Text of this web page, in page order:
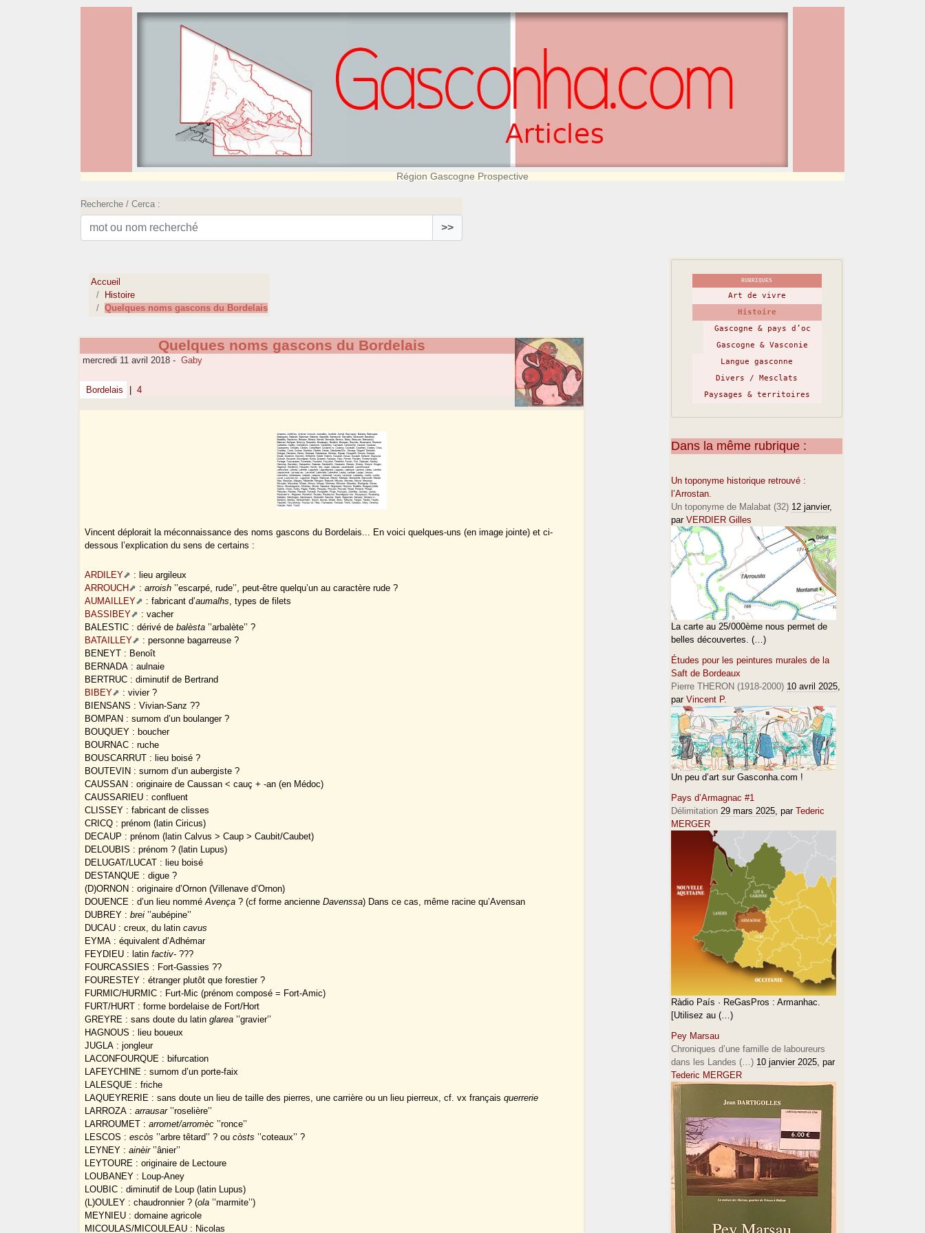
Région Gascogne Prospective
Recherche / Cerca :
>>
Accueil
Histoire
Quelques noms gascons du Bordelais
Quelques noms gascons du Bordelais
mercredi 11 avril 2018 - Gaby
Bordelais 4
Vincent déplorait la méconnaissance des noms gascons du Bordelais... En voici quelques-uns (en image jointe) et ci-
dessous l’explication du sens de certains :
ARDILEY
: lieu argileux
ARROUCH
:arroish ’’escarpé, rude’’, peut-être quelqu’un au caractère rude ?
AUMAILLEY
: fabricant d’aumalhs, types de filets
BASSIBEY
: vacher
BALESTIC : dérivé debalèsta ’’arbalète’’ ?
BATAILLEY
: personne bagarreuse ?
BENEYT : Benoît
BERNADA : aulnaie
BERTRUC : diminutif de Bertrand
BIBEY
: vivier ?
BIENSANS : Vivian-Sanz ??
BOMPAN : surnom d’un boulanger ?
BOUQUEY : boucher
BOURNAC : ruche
BOUSCARRUT : lieu boisé ?
BOUTEVIN : surnom d’un aubergiste ?
CAUSSAN : originaire de Caussan < cauç + -an (en Médoc)
CAUSSARIEU : confluent
CLISSEY : fabricant de clisses
CRICQ : prénom (latin Ciricus)
DECAUP : prénom (latin Calvus > Caup > Caubit/Caubet)
DELOUBIS : prénom ? (latin Lupus)
DELUGAT/LUCAT : lieu boisé
DESTANQUE : digue ?
(D)ORNON : originaire d’Ornon (Villenave d’Ornon)
DOUENCE : d’un lieu nomméAvença ? (cf forme ancienneDavenssa) Dans ce cas, même racine qu’Avensan
DUBREY :brei ’’aubépine’’
DUCAU : creux, du latincavus
EYMA : équivalent d’Adhémar
FEYDIEU : latinfactiv- ???
FOURCASSIES : Fort-Gassies ??
FOURESTEY : étranger plutôt que forestier ?
FURMIC/HURMIC : Furt-Mic (prénom composé = Fort-Amic)
FURT/HURT : forme bordelaise de Fort/Hort
GREYRE : sans doute du latinglarea ’’gravier’’
HAGNOUS : lieu boueux
JUGLA : jongleur
LACONFOURQUE : bifurcation
LAFEYCHINE : surnom d’un porte-faix
LALESQUE : friche
LAQUEYRERIE : sans doute un lieu de taille des pierres, une carrière ou un lieu pierreux, cf. vx françaisquerrerie
LARROZA :arrausar’’roselière’’
LARROUMET :arromet/arromèc ’’ronce’’
LESCOS :escòs ’’arbre têtard’’ ? oucòsts ’’coteaux’’ ?
LEYNEY :ainèir’’ânier’’
LEYTOURE : originaire de Lectoure
LOUBANEY : Loup-Aney
LOUBIC : diminutif de Loup (latin Lupus)
(L)OULEY : chaudronnier ? (ola ’’marmite’’)
MEYNIEU : domaine agricole
MICOULAS/MICOULEAU : Nicolas
RUBRIQUES
Art de vivre
Histoire
Gascogne & pays d’oc
Gascogne & Vasconie
Langue gasconne
Divers / Mesclats
Paysages & territoires
Dans la même rubrique :
Un toponyme historique retrouvé :
l’Arrostan.
Un toponyme de Malabat (32) 12 janvier,
par VERDIER Gilles
La carte au 25/000ème nous permet de
belles découvertes. (…)
Études pour les peintures murales de la
Saft de Bordeaux
Pierre THERON (1918-2000) 10 avril 2025,
par Vincent P.
Un peu d’art sur Gasconha.com !
Pays d’Armagnac #1
Délimitation 29 mars 2025, par Tederic
MERGER
Ràdio País · ReGasPros : Armanhac.
[Utilisez au (…)
Pey Marsau
Chroniques d’une famille de laboureurs
dans les Landes (…) 10 janvier 2025, par
Tederic MERGER